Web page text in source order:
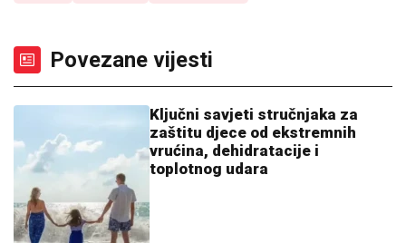
Povezane vijesti
Ključni savjeti stručnjaka za
zaštitu djece od ekstremnih
vrućina, dehidratacije i
toplotnog udara